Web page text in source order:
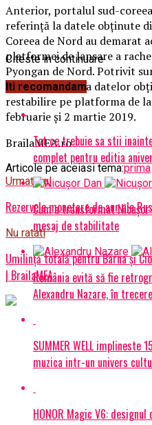
Anterior, portalul sud-
referință la datele obținute
Coreea de Nord au demarat
platformei de lansare a
Pyongan de Nord. Potrivit
concluzii, în baza datelor
restabilire pe platforma de
februarie și 2 martie 2019.
BrailaMEA.ro
Articole pe aceiasi tema:prima
Urmatorul
Rezervele monetare de aur ale
Nu ratati
Umilință totală pentru Barna și
| BrailaMEA
Citeste in continuare
Iti recomandam
Tot ce trebuie sa stii
complet pentru editia
Cum a transformat
mesaj de stabilitate
România evită să fie
Alexandru Nazare, în
SUMMER WELL
muzica intr-un univers
HONOR Magic V6: